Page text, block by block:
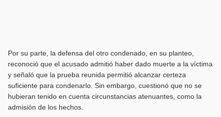
Por su parte, la defensa del otro condenado, en su planteo,
reconoció que el acusado admitió haber dado muerte a la víctima
y señaló que la prueba reunida permitió alcanzar certeza
suficiente para condenarlo. Sin embargo, cuestionó que no se
hubieran tenido en cuenta circunstancias atenuantes, como la
admisión de los hechos.